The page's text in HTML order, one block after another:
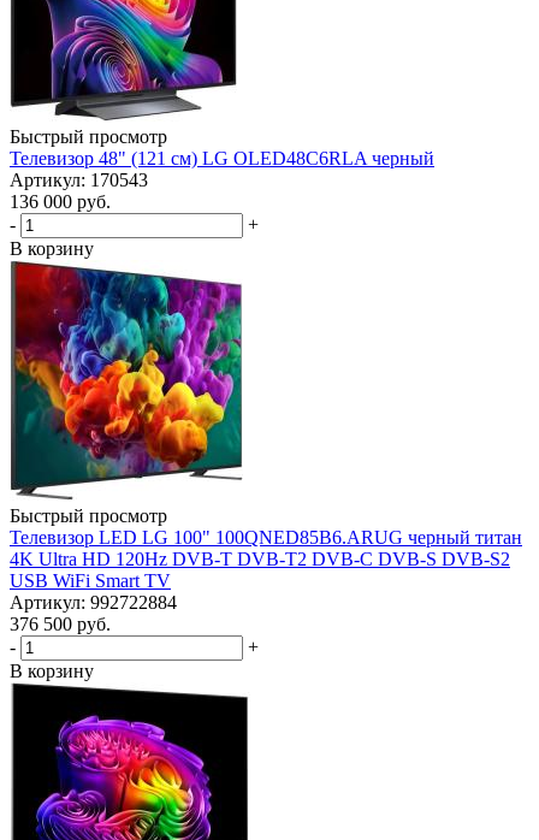
Быстрый просмотр
Телевизор 48" (121 см) LG OLED48C6RLA черный
Артикул: 170543
136 000 руб.
-
+
В корзину
Быстрый просмотр
Телевизор LED LG 100" 100QNED85B6.ARUG черный титан
4K Ultra HD 120Hz DVB-T DVB-T2 DVB-C DVB-S DVB-S2
USB WiFi Smart TV
Артикул: 992722884
376 500 руб.
-
+
В корзину